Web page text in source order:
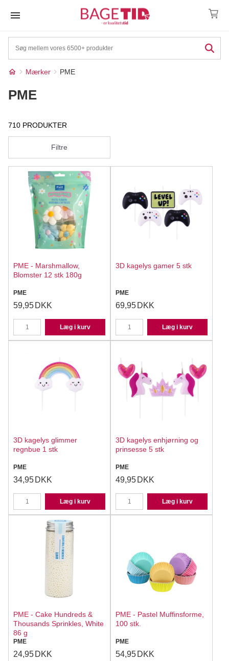
Mærker PME
PME
710 PRODUKTER
Filtre
PME - Marshmallow,
Blomster 12 stk 180g
PME
59,95 DKK
Læg i kurv
3D kagelys gamer 5 stk
PME
69,95 DKK
Læg i kurv
3D kagelys glimmer
regnbue 1 stk
PME
34,95 DKK
Læg i kurv
3D kagelys enhjørning og
prinsesse 5 stk
PME
49,95 DKK
Læg i kurv
PME - Cake Hundreds &
Thousands Sprinkles, White
86 g
PME
24,95 DKK
PME - Pastel Muffinsforme,
100 stk.
PME
54,95 DKK